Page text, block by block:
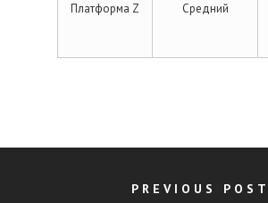
Платформа Z Средний
PREVIOUS POST